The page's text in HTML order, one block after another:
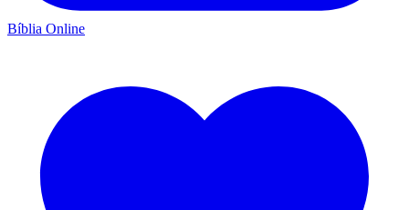
Bíblia Online